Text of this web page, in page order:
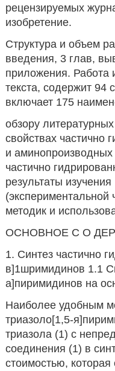
рецензируемых
изобретение.
Структура и объем
введения, 3 глав,
приложения. Работа
текста, содержит 94
включает 175
обзору
свойствах частично
и аминопроизводных
частично
результаты
(экспериментальной
методик и
ОСНОВНОЕ С О
1. Синтез частично
в]1шримидинов 1.1
а]пиримидинов на
Наиболее удобным
триазоло[1,5-
триазола (1) с
соединения (1) в
стоимостью,